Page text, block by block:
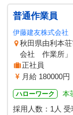
普通作業員
伊藤建友株式会社
秋田県由利本
会社 作業所」
正社員
月給 180000円
ハローワーク 本
採用人数：1人 受